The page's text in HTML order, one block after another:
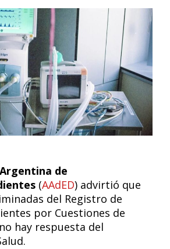
de
(AAdED) advirtió que
del Registro de
por Cuestiones de
hay respuesta del